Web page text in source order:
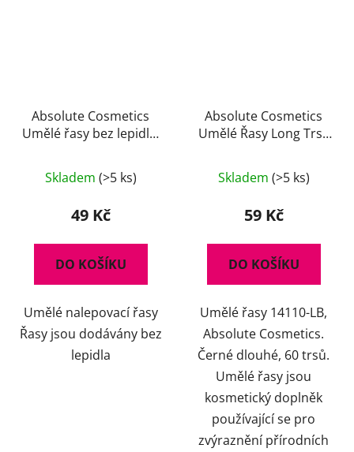
Absolute Cosmetics
Umělé řasy bez lepidla,
Skladem (>5 ks)
49 Kč
DO KOŠÍKU
Umělé nalepovací řasy
Řasy jsou dodávány bez
lepidla
Absolute Cosmetics
Umělé Řasy Long Trsy
Skladem (>5 ks)
59 Kč
DO KOŠÍKU
Umělé řasy 14110-LB,
Absolute Cosmetics.
Černé dlouhé, 60 trsů.
Umělé řasy jsou
kosmetický doplněk
používající se pro
zvýraznění přírodních